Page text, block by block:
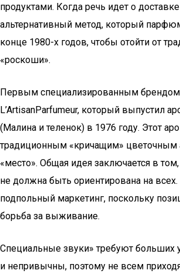
продуктами. Когда речь идет о
альтернативный метод, который
конце 1980-х годов, чтобы отойти от
«роскоши».
Первым специализированным брендом
L’ArtisanParfumeur, который выпустил
(Малина и теленок) в 1976 году. Этот
традиционным «кричащим» цветочным
«место». Общая идея заключается в
не должна быть ориентирована на всех.
подпольный маркетинг, поскольку
борьба за выживание.
Специальные звуки» требуют больших
и непривычны, поэтому не всем